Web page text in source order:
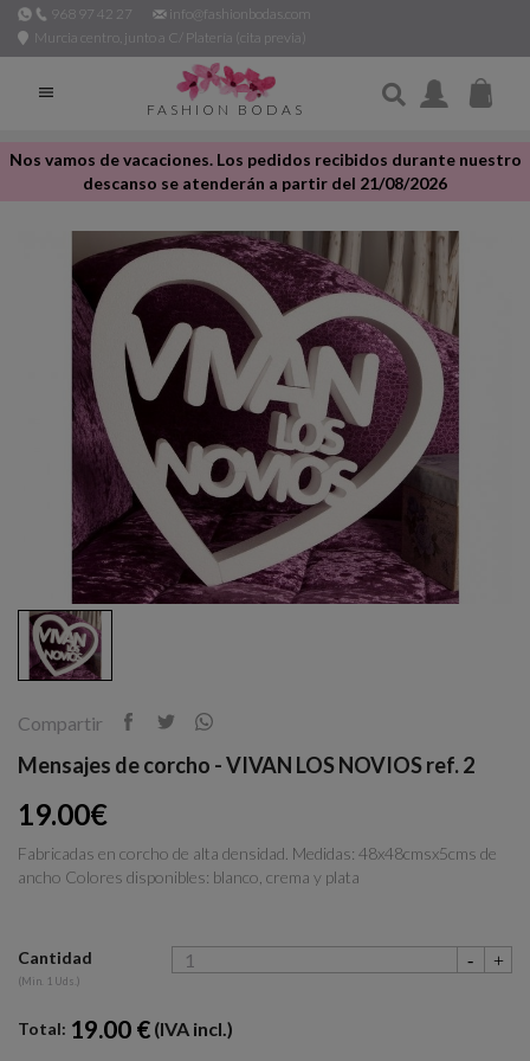
968 97 42 27
info@fashionbodas.com
Murcia centro, junto a C/ Platería (cita previa)

FASHION BODAS
Nos vamos de vacaciones. Los pedidos recibidos durante nuestro
descanso se atenderán a partir del 21/08/2026
Compartir
Mensajes de corcho - VIVAN LOS NOVIOS ref. 2
19.00€
Fabricadas en corcho de alta densidad. Medidas: 48x48cmsx5cms de
ancho Colores disponibles: blanco, crema y plata
Cantidad
(Min. 1 Uds.)
Total: 19.00 € (IVA incl.)